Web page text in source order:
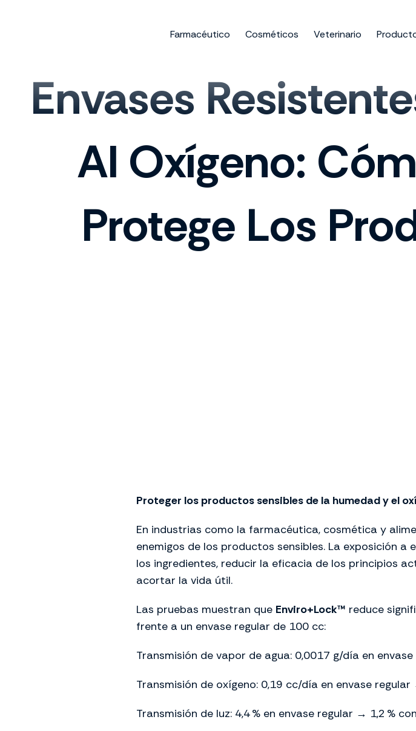
Farmacéutico Cosméticos Veterinario
Envases
Al Oxígeno:
Protege Los
Proteger los productos sensibles de la humedad y el
En industrias como la farmacéutica, cosmética y
enemigos de los productos sensibles. La exposición
los ingredientes, reducir la eficacia de los principios
acortar la vida útil.
Las pruebas muestran que Enviro+Lock™ reduce
frente a un envase regular de 100 cc:
Transmisión de vapor de agua: 0,0017 g/día en
Transmisión de oxígeno: 0,19 cc/día en envase
Transmisión de luz: 4,4% en envase regular → 1,2 % con